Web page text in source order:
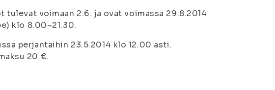
voimaan 2.6. ja ovat voimassa 29.8.2014
klo 8.00–21.30.
perjantaihin 23.5.2014 klo 12.00 asti.
20 €.